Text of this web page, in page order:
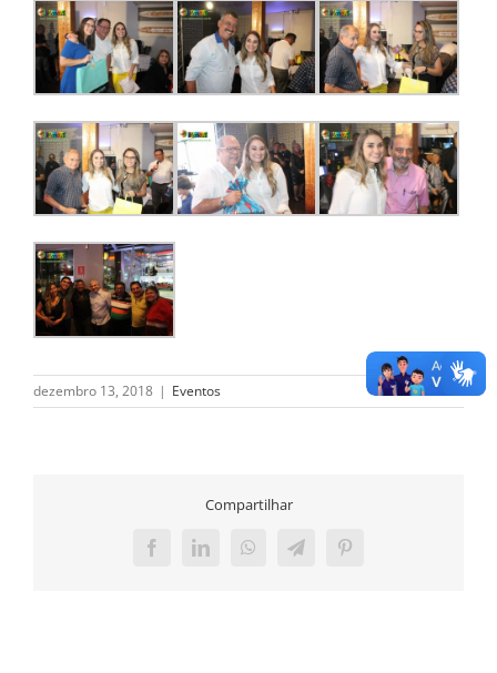
dezembro 13, 2018 | Eventos
Compartilhar
FacebookLinkedInWhatsAppTelegramPinterest